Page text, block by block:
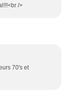
/>
70's et